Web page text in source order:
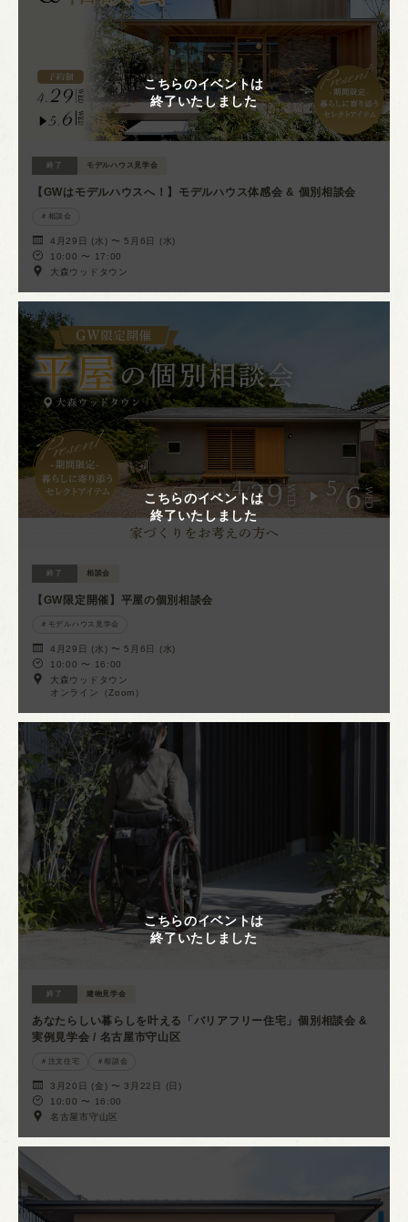
終了 モデルハウス見学会
【GWはモデルハウスへ！】モデルハウス体感会 & 個別相談会
相談会
4月29日 (水) 〜 5月6日 (水)
10:00 〜 17:00
大森ウッドタウン
こちらのイベントは
終了いたしました
終了 相談会
【GW限定開催】平屋の個別相談会
モデルハウス見学会
4月29日 (水) 〜 5月6日 (水)
10:00 〜 16:00
大森ウッドタウン
オンライン（Zoom）
こちらのイベントは
終了いたしました
終了 建物見学会
あなたらしい暮らしを叶える「バリアフリー住宅」個別相談会 &
実例見学会 / 名古屋市守山区
注文住宅 相談会
3月20日 (金) 〜 3月22日 (日)
10:00 〜 16:00
名古屋市守山区
こちらのイベントは
終了いたしました